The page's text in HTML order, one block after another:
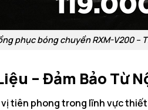
phục bóng chuyền RXM-V200 –
– Đảm Bảo Từ
tiên phong trong lĩnh vực